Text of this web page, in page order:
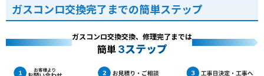
ガスコンロ交換完了までの簡単ステップ
ガスコンロ交換交換、修理完了までは
簡単 3ステップ